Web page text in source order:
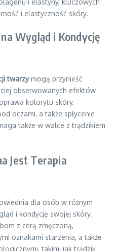
i elastyny, kluczowych
i elastyczność skóry.
Wygląd i Kondycję
twarzymogą przynieść
obserwowanych efektów
kolorytu skóry,
oczami, a także spłycenie
także w walce z trądzikiem
Jest Terapia
dla osób w różnym
i kondycję swojej skóry.
z cerą zmęczoną,
oznakami starzenia, a także
takimi jak trądzik